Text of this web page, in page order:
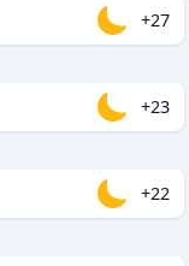
+27
+23
+22